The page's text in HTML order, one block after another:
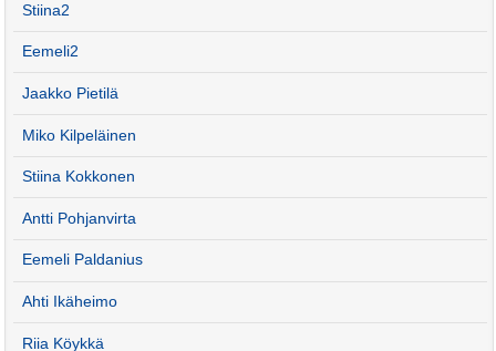
Stiina2
Eemeli2
Jaakko Pietilä
Miko Kilpeläinen
Stiina Kokkonen
Antti Pohjanvirta
Eemeli Paldanius
Ahti Ikäheimo
Riia Köykkä